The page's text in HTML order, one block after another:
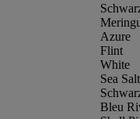
Azure
Flint
White
Sea Salt
Bleu